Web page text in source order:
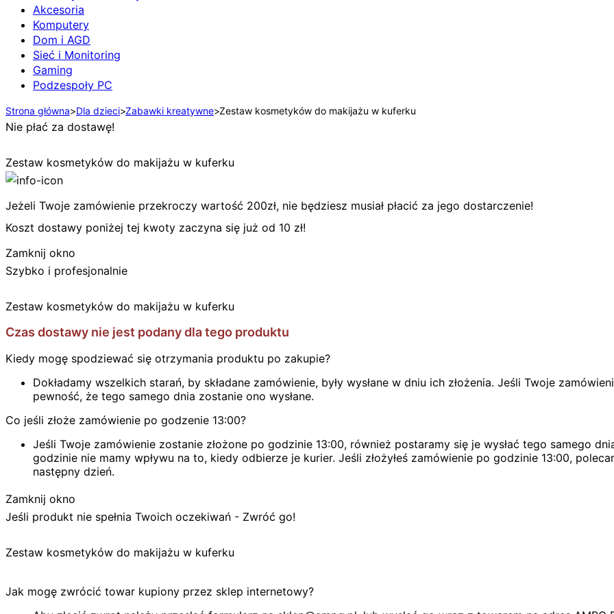
Akcesoria
Komputery
Dom i AGD
Sieć i Monitoring
Gaming
Podzespoły PC
Strona główna>Dla dzieci>Zabawki kreatywne>Zestaw kosmetyków do makijażu w kuferku
Nie płać za dostawę!
Zestaw kosmetyków do makijażu w kuferku
Jeżeli Twoje zamówienie przekroczy wartość 200zł, nie będziesz musiał płacić za jego dostarczenie!
Koszt dostawy poniżej tej kwoty zaczyna się już od 10 zł!
Zamknij okno
Szybko i profesjonalnie
Zestaw kosmetyków do makijażu w kuferku
Czas dostawy nie jest podany dla tego produktu
Kiedy mogę spodziewać się otrzymania produktu po zakupie?
Dokładamy wszelkich starań, by składane zamówienie, były wysłane w dniu ich złożenia. Jeśli Twoje
pewność, że tego samego dnia zostanie ono wysłane.
Co jeśli złoże zamówienie po godzenie 13:00?
Jeśli Twoje zamówienie zostanie złożone po godzinie 13:00, również postaramy się je wysłać tego samego
godzinie nie mamy wpływu na to, kiedy odbierze je kurier. Jeśli złożyłeś zamówienie po godzinie 13:00,
następny dzień.
Zamknij okno
Jeśli produkt nie spełnia Twoich oczekiwań - Zwróć go!
Zestaw kosmetyków do makijażu w kuferku
Jak mogę zwrócić towar kupiony przez sklep internetowy?